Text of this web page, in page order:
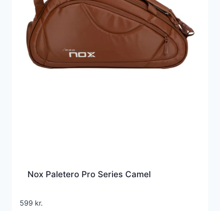
Nox Paletero Pro Series Camel
599 kr.